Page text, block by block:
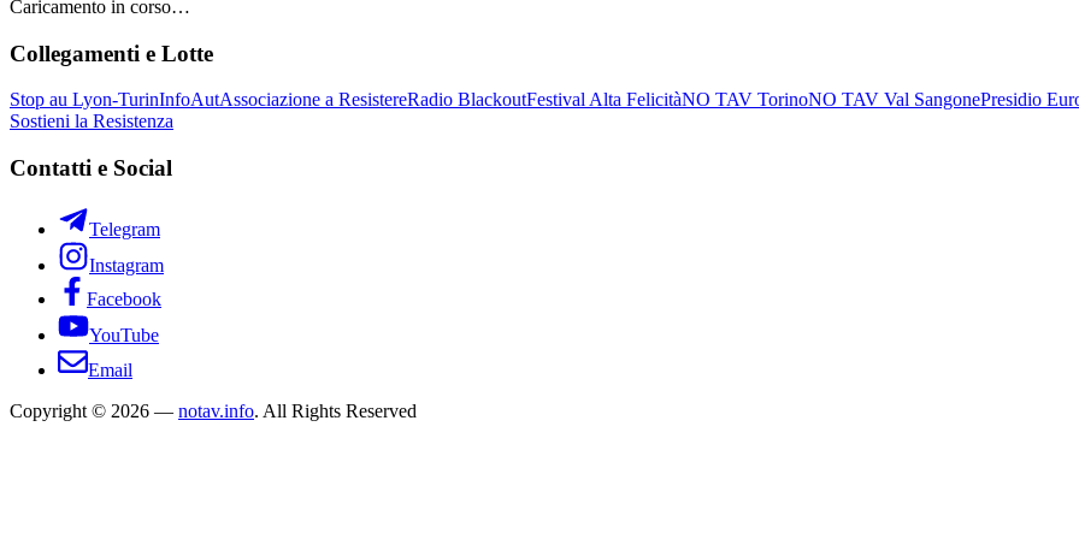
Caricamento in corso…
Collegamenti e Lotte
Stop au Lyon-TurinInfoAutAssociazione a ResistereRadio BlackoutFestival Alta FelicitàNO TAV TorinoNO TAV Val SangonePresidio
Sostieni la Resistenza
Contatti e Social
Telegram
Instagram
Facebook
YouTube
Email
Copyright © 2026 — notav.info. All Rights Reserved